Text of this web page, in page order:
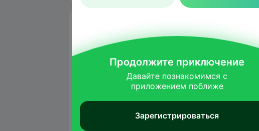
Продолжите приключение
Давайте познакомимся с
приложением поближе
Зарегистрироваться